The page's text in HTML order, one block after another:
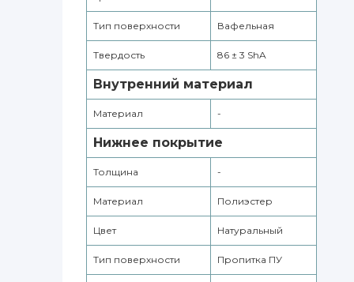
Тип поверхности Вафельная
Твердость 86 ± 3 ShA
Внутренний материал
Материал -
Нижнее покрытие
Толщина -
Материал Полиэстер
Цвет Натуральный
Тип поверхности Пропитка ПУ